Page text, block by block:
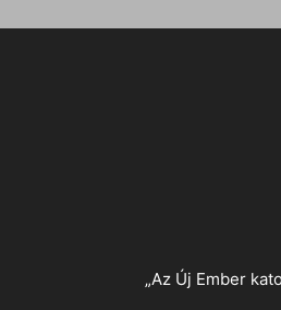
„Az Új Ember